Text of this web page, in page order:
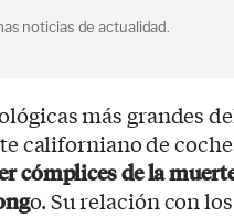
noticias de actualidad.
más grandes
californiano de
cómplices de la
o. Su relación con